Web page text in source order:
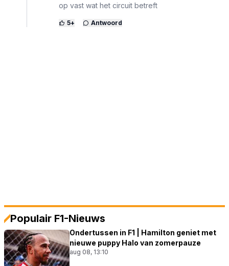
op vast wat het circuit betreft
5+ Antwoord
Populair F1-Nieuws
Ondertussen in F1 | Hamilton geniet met
nieuwe puppy Halo van zomerpauze
aug 08, 13:10